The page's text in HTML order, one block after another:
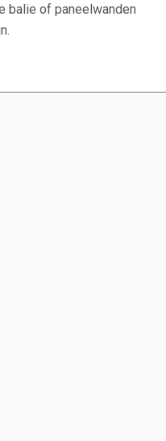
balie of paneelwanden